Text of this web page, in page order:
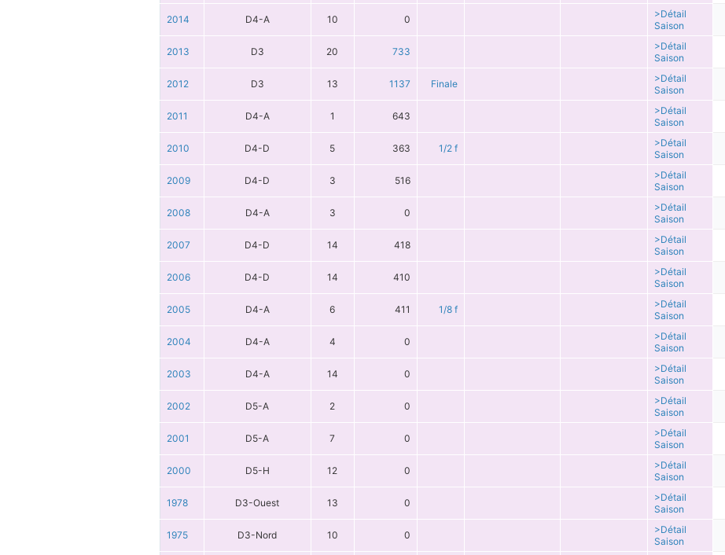
2014 D4-A 10 0
>Détail
Saison
2013 D3 20 733
>Détail
Saison
2012 D3 13 1137 Finale
>Détail
Saison
2011 D4-A 1 643
>Détail
Saison
2010 D4-D 5 363 1/2 f
>Détail
Saison
2009 D4-D 3 516
>Détail
Saison
2008 D4-A 3 0
>Détail
Saison
2007 D4-D 14 418
>Détail
Saison
2006 D4-D 14 410
>Détail
Saison
2005 D4-A 6 411 1/8 f
>Détail
Saison
2004 D4-A 4 0
>Détail
Saison
2003 D4-A 14 0
>Détail
Saison
2002 D5-A 2 0
>Détail
Saison
2001 D5-A 7 0
>Détail
Saison
2000 D5-H 12 0
>Détail
Saison
1978 D3-Ouest 13 0
>Détail
Saison
1975 D3-Nord 10 0
>Détail
Saison